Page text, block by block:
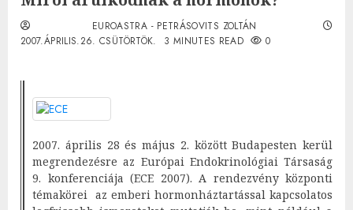
EUROASTRA - PETRÁSOVITS ZOLTÁN
2007.ÁPRILIS.26. CSÜTÖRTÖK.
3 MINUTES READ 0
2007. április 28 és május 2. között Budapesten kerül
megrendezésre az Európai Endokrinológiai Társaság
9. konferenciája (ECE 2007). A rendezvény központi
témakörei az emberi hormonháztartással kapcsolatos